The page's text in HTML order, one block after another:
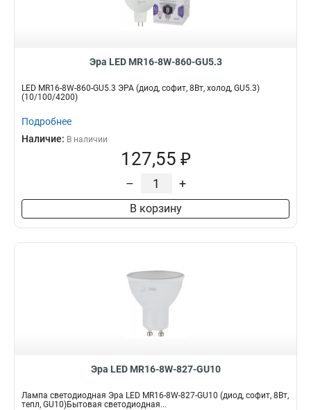
Эра LED MR16-8W-860-GU5.3
LED MR16-8W-860-GU5.3 ЭРА (диод, софит, 8Вт, холод, GU5.3)
(10/100/4200)
Подробнее
Наличие: В наличии
127,55 ₽
– +
В корзину
Эра LED MR16-8W-827-GU10
Лампа светодиодная Эра LED MR16-8W-827-GU10 (диод, софит, 8Вт,
тепл, GU10)Бытовая светодиодная...